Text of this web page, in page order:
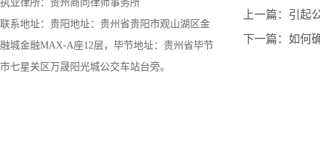
执业律所：贵州商同律师事务所
联系地址：贵阳地址：贵州省贵阳市观山湖区金
融城金融MAX-A座12层，毕节地址：贵州省毕节
市七星关区万晟阳光城公交车站台旁。
上一篇：引起
下一篇：如何